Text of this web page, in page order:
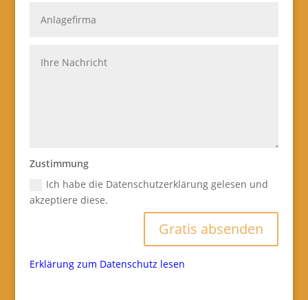
Zustimmung
Ich habe die Datenschutzerklärung gelesen und
akzeptiere diese.
Gratis absenden
Erklärung zum Datenschutz lesen